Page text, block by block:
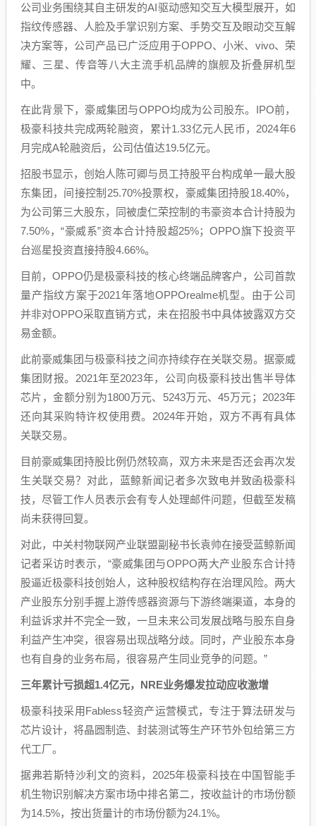
公司业务围绕其自主研发的AI驱动感知交互大模型展开，如
指纹传感器、人脸及手掌识别方案、手势交互及眼动交互解
决方案等，公司产品已广泛应用于OPPO、小米、vivo、荣
耀、三星、传音等八大主流手机品牌的旗舰及折叠屏机型
中。
在此背景下，豪威集团与OPPO均成为公司股东。IPO前，
极豪科技共完成两轮融资，累计1.33亿元人民币，2024年6
月完成A轮融资后，公司估值达19.5亿元。
招股书显示，创始人陈可卿与员工持股平台构成单一最大股
东集团，间接控制25.70%投票权，豪威集团持股18.40%，
为公司第三大股东，同被虞仁荣控制的韦豪资本合计持股为
7.50%，“豪威系”资本合计持股超25%；OPPO旗下投资平
台巡星投资直接持股4.66%。
目前，OPPO仍是极豪科技的核心终端品牌客户，公司首款
量产指纹方案于2021年落地OPPOrealme机型。由于公司
并非对OPPO采取直销方式，未在招股书中具体披露双方交
易金额。
此前豪威集团与极豪科技之间亦持续存在关联交易。据豪威
集团财报。2021年至2023年，公司向极豪科技出售半导体
芯片，金额分别为1800万元、5243万元、45万元；2023年
还向其采购特许权使用费。2024年开始，双方不再有具体
关联交易。
目前豪威集团持股比例仍然较高，双方未来是否还会再次发
生关联交易？对此，蓝鲸新闻记者多次致电并致函极豪科
技，尽管工作人员表示会有专人处理邮件问题，但截至发稿
尚未获得回复。
对此，中关村物联网产业联盟副秘书长袁帅在接受蓝鲸新闻
记者采访时表示，“豪威集团与OPPO两大产业股东合计持
股逼近极豪科技创始人，这种股权结构存在治理风险。两大
产业股东分别手握上游传感器资源与下游终端渠道，本身的
利益诉求并不完全一致，一旦未来公司发展战略与股东自身
利益产生冲突，很容易出现战略分歧。同时，产业股东本身
也有自身的业务布局，很容易产生同业竞争的问题。”
三年累计亏损超1.4亿元，NRE业务爆发拉动应收激增
极豪科技采用Fabless轻资产运营模式，专注于算法研发与
芯片设计，将晶圆制造、封装测试等生产环节外包给第三方
代工厂。
据弗若斯特沙利文的资料，2025年极豪科技在中国智能手
机生物识别解决方案市场中排名第二，按收益计的市场份额
为14.5%，按出货量计的市场份额为24.1%。